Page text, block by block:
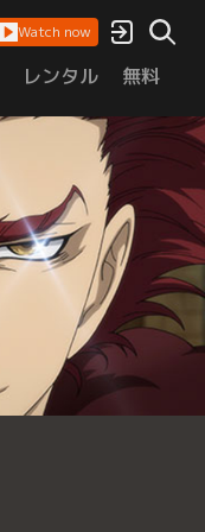
Watch now
レンタル 無料